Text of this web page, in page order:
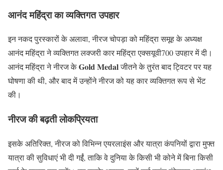
आनंद महिंद्रा का व्यक्तिगत उपहार
इन नकद पुरस्कारों के अलावा, नीरज चोपड़ा को महिंद्रा समूह के अध्यक्ष
आनंद महिंद्रा ने व्यक्तिगत लक्जरी कार महिंद्रा एक्सयूवी700 उपहार में दी।
आनंद महिंद्रा ने नीरज केGold Medalजीतने के तुरंत बाद ट्विटर पर यह
घोषणा की थी, और बाद में उन्होंने नीरज को यह कार व्यक्तिगत रूप से भेंट
की।
नीरज की बढ़ती लोकप्रियता
इसके अतिरिक्त, नीरज को विभिन्न एयरलाइंस और यात्रा कंपनियों द्वारा मुफ्त
यात्रा की सुविधाएं भी दी गईं, ताकि वे दुनिया के किसी भी कोने में बिना किसी